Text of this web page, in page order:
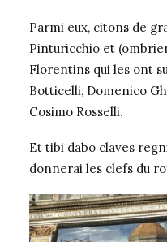
Parmi eux, citons de
Pinturicchio et
Florentins qui les ont
Botticelli, Domenico
Cosimo Rosselli.
Et tibi dabo claves
donnerai les clefs du